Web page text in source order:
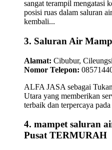
sangat terampil mengatasi
posisi ruas dalam saluran
kembali...
3. Saluran Air
Alamat: Cibubur,
Nomor Telepon:
ALFA JASA sebagai
Utara yang memberikan
terbaik dan terpercaya
4. mampet saluran
Pusat TERMURAH